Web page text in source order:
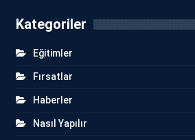
Kategoriler
Eğitimler
Fırsatlar
Haberler
Nasıl Yapılır